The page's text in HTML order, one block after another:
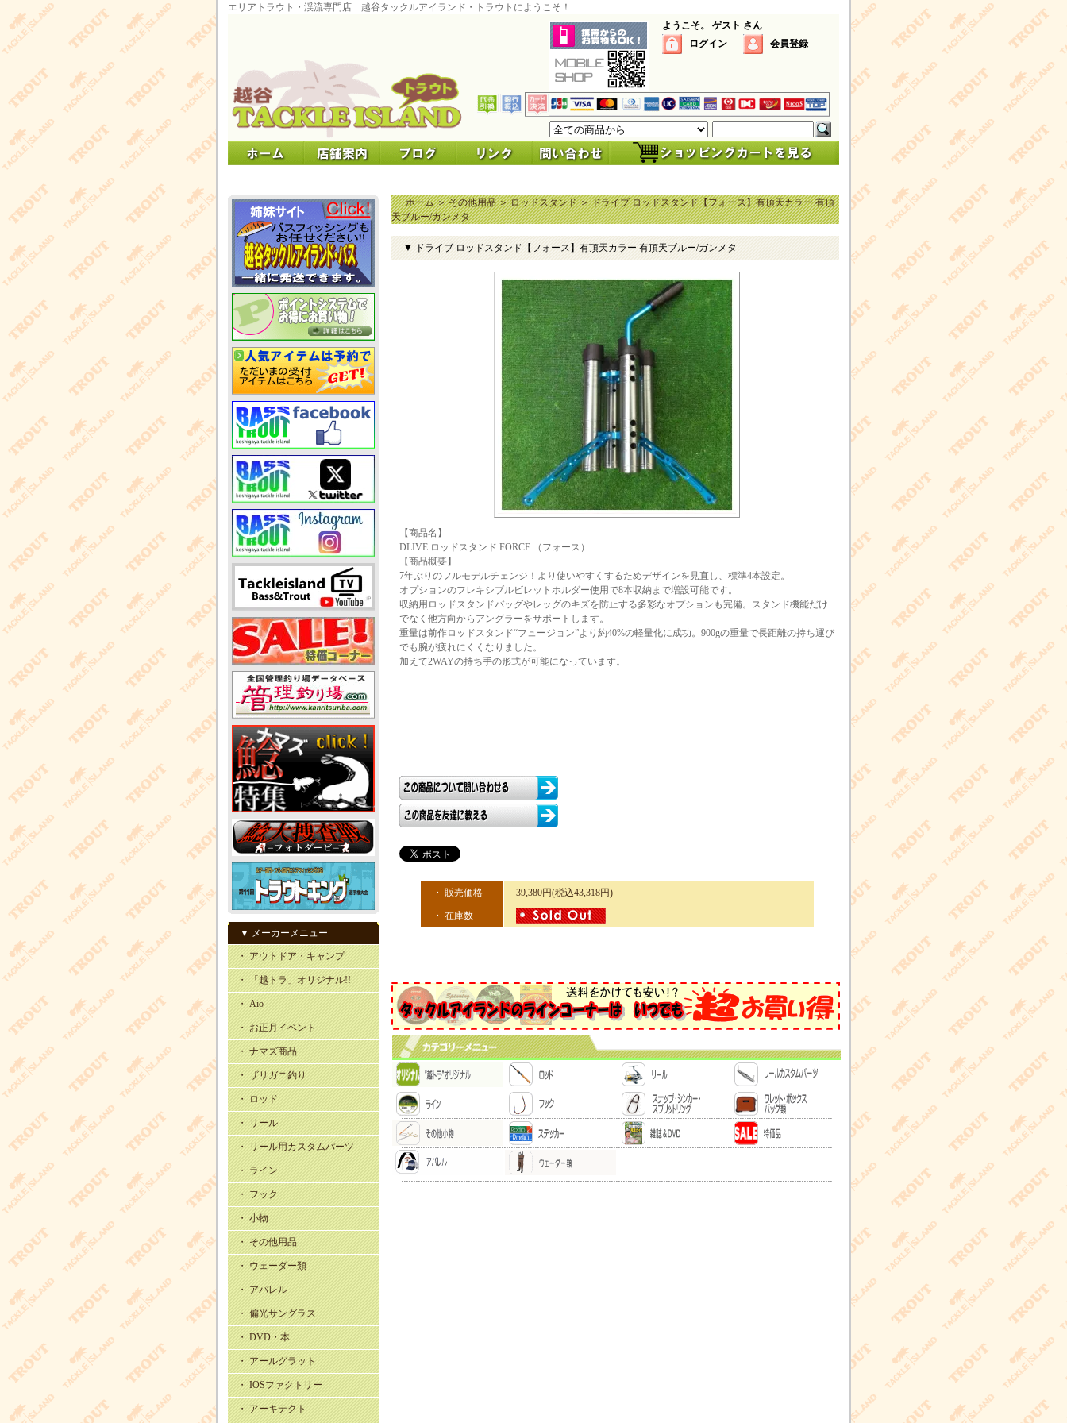
エリアトラウト・渓流専門店 越谷タックルアイランド・トラウトにようこそ！
ようこそ。 ゲスト さん
ログイン
会員登録
▼ メーカーメニュー
・ アウトドア・キャンプ
・ 「越トラ」オリジナル!!
・ Aio
・ お正月イベント
・ ナマズ商品
・ ザリガニ釣り
・ ロッド
・ リール
・ リール用カスタムパーツ
・ ライン
・ フック
・ 小物
・ その他用品
・ ウェーダー類
・ アパレル
・ 偏光サングラス
・ DVD・本
・ アールグラット
・ IOSファクトリー
・ アーキテクト
ホーム＞その他用品＞ロッドスタンド＞ドライブ ロッドスタンド【フォース】有頂天カラー 有頂
天ブルー/ガンメタ
▼ ドライブ ロッドスタンド【フォース】有頂天カラー 有頂天ブルー/ガンメタ
【商品名】
DLIVE ロッドスタンド FORCE （フォース）
【商品概要】
7年ぶりのフルモデルチェンジ！より使いやすくするためデザインを見直し、標準4本設定。
オプションのフレキシブルビレットホルダー使用で8本収納まで増設可能です。
収納用ロッドスタンドバッグやレッグのキズを防止する多彩なオプションも完備。スタンド機能だけ
でなく他方向からアングラーをサポートします。
重量は前作ロッドスタンド“フュージョン”より約40%の軽量化に成功。900gの重量で長距離の持ち運び
でも腕が疲れにくくなりました。
加えて2WAYの持ち手の形式が可能になっています。
・ 販売価格 39,380円(税込43,318円)
・ 在庫数